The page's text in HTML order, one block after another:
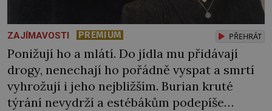
ZAJÍMAVOSTI PREMIUM PŘEHRÁT
Ponižují ho a mlátí. Do jídla mu přidávají
drogy, nenechají ho pořádně vyspat a smrtí
vyhrožují i jeho nejbližším. Burian kruté
týrání nevydrží a estébákům podepíše